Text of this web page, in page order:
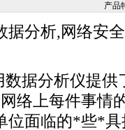
产品
据分析,网络安
据分析仪提供
络上每件事情
位面临的*些*具